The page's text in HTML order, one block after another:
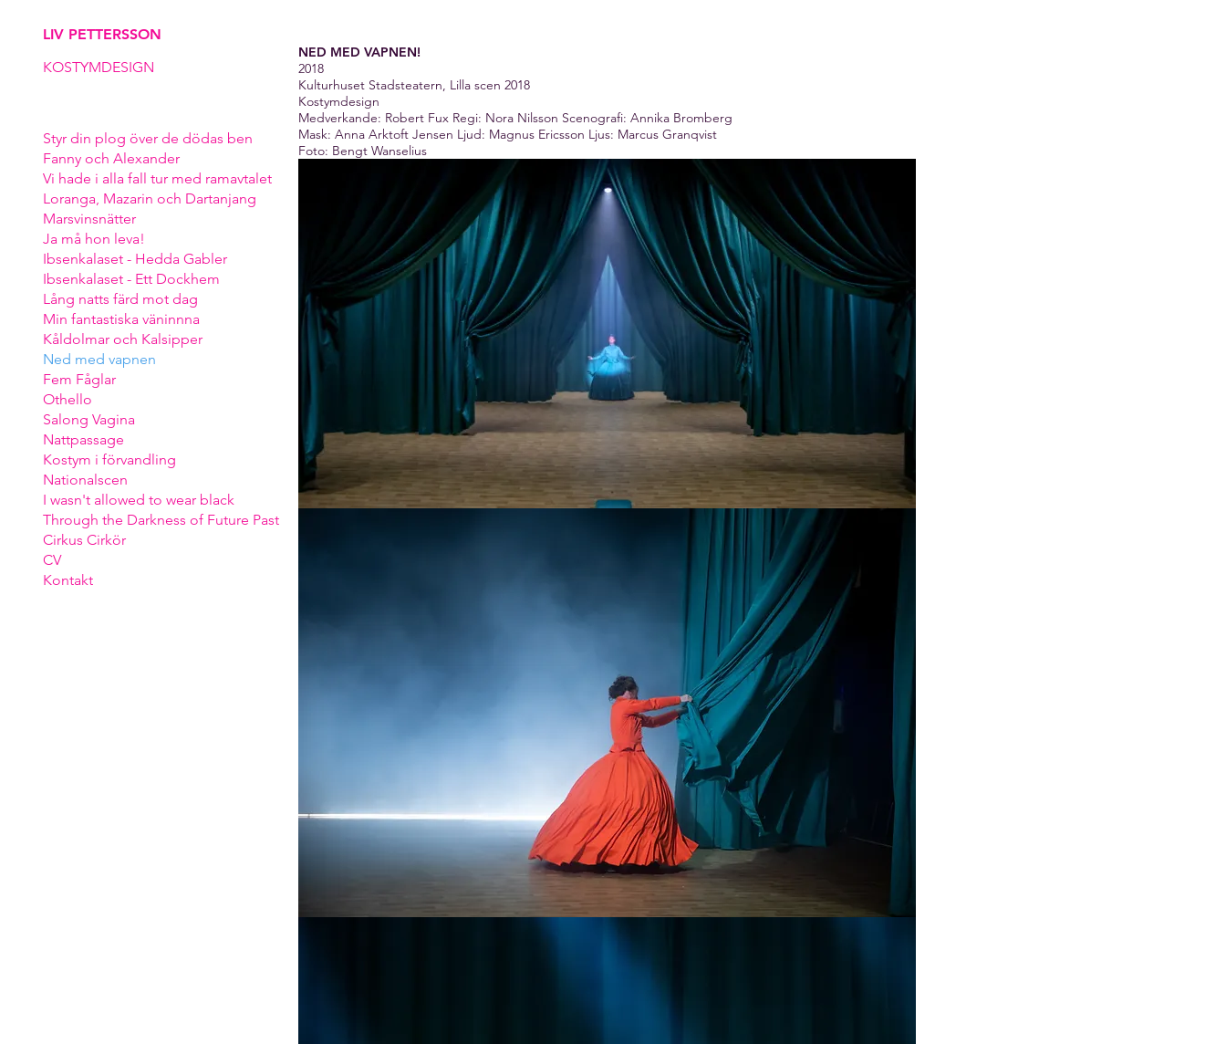
LIV PETTERSSON
KOSTYMDESIGN
NED MED VAPNEN!
2018
Kulturhuset Stadsteatern, Lilla scen 2018
Kostymdesign
Medverkande: Robert Fux Regi: Nora Nilsson Scenografi: Annika Bromberg
Mask: Anna Arktoft Jensen Ljud: Magnus Ericsson Ljus: Marcus Granqvist
Foto: Bengt Wanselius
Styr din plog över de dödas ben
Fanny och Alexander
Vi hade i alla fall tur med ramavtalet
Loranga, Mazarin och Dartanjang
Marsvinsnätter
Ja må hon leva!
Ibsenkalaset - Hedda Gabler
Ibsenkalaset - Ett Dockhem
Lång natts färd mot dag
Min fantastiska väninnna
Kåldolmar och Kalsipper
Ned med vapnen
Fem Fåglar
Othello
Salong Vagina
Nattpassage
Kostym i förvandling
Nationalscen
I wasn't allowed to wear black
Through the Darkness of Future Past
Cirkus Cirkör
CV
Kontakt